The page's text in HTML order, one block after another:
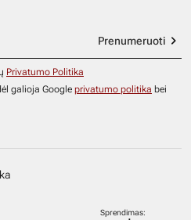
Prenumeruoti
Privatumo Politika
galioja Google privatumo politika bei
Sprendimas: